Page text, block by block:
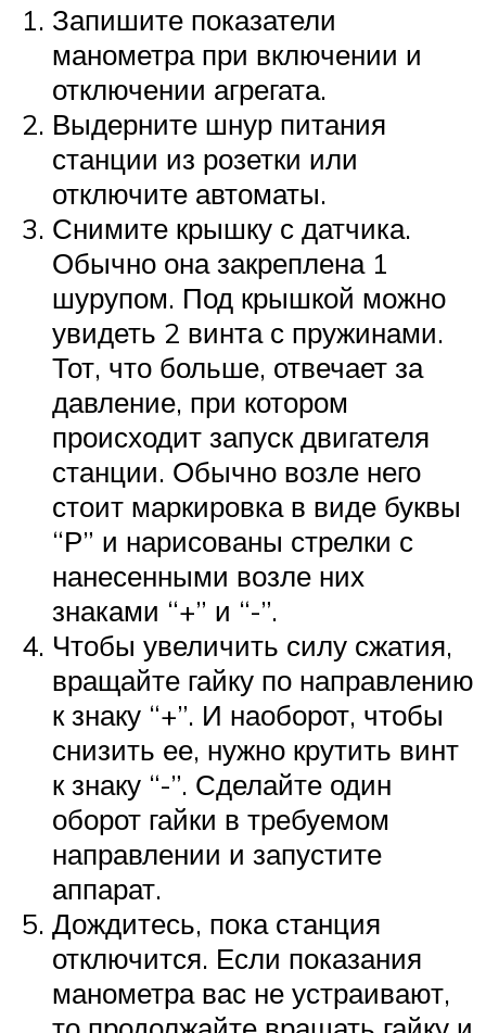
Запишите показатели
манометра при включении и
отключении агрегата.
Выдерните шнур питания
станции из розетки или
отключите автоматы.
Снимите крышку с датчика.
Обычно она закреплена 1
шурупом. Под крышкой можно
увидеть 2 винта с пружинами.
Тот, что больше, отвечает за
давление, при котором
происходит запуск двигателя
станции. Обычно возле него
стоит маркировка в виде буквы
“Р” и нарисованы стрелки с
нанесенными возле них
знаками “+” и “-”.
Чтобы увеличить силу сжатия,
вращайте гайку по направлению
к знаку “+”. И наоборот, чтобы
снизить ее, нужно крутить винт
к знаку “-”. Сделайте один
оборот гайки в требуемом
направлении и запустите
аппарат.
Дождитесь, пока станция
отключится. Если показания
манометра вас не устраивают,